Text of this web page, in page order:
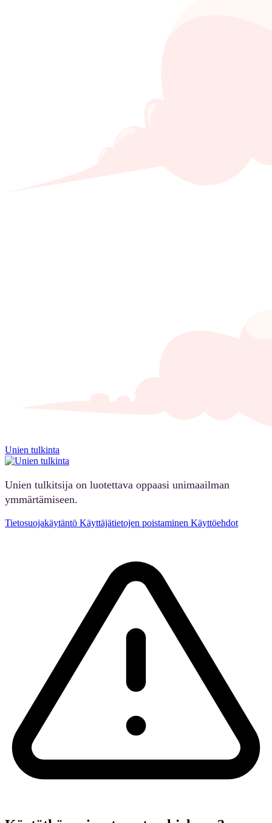
Unien tulkinta
Unien tulkitsija on luotettava oppaasi unimaailman
ymmärtämiseen.
Tietosuojakäytäntö Käyttäjätietojen poistaminen Käyttöehdot